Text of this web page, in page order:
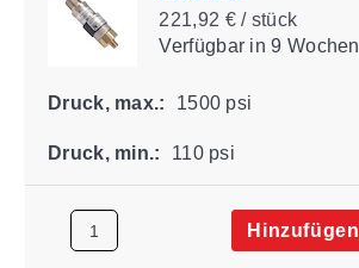
221,92 € / stück
Verfügbarin 9 Wochen
Druck, max.: 1500 psi
Druck, min.: 110 psi
Hinzufügen